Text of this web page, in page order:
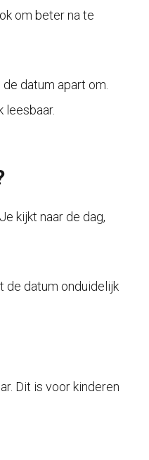
om beter na te
datum apart om.
leesbaar.
kijkt naar de dag,
de datum onduidelijk
Dit is voor kinderen